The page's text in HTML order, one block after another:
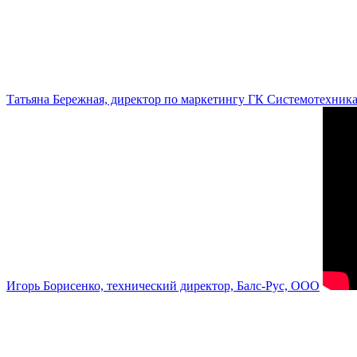
Татьяна Бережная, директор по маркетингу ГК Системотехника
Игорь Борисенко, технический директор, Балс-Рус, ООО